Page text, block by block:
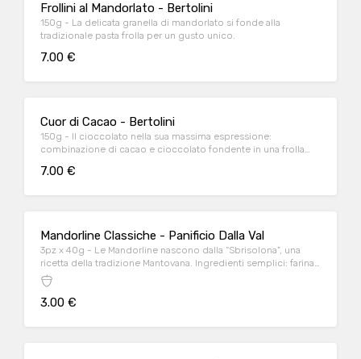
Frollini al Mandorlato - Bertolini
150g - La delicata granella di mandorlato si fonde alla
tradizionale pasta frolla per un gusto unico.
7.00 €
Cuor di Cacao - Bertolini
150g - Il cioccolato nella sua massima espressione:
combinazione di cacao e cioccolato fondente in una frolla
7.00 €
Mandorline Classiche - Panificio Dalla Val
3pz x 40g - Le Mandorline nascono dalla “Sbrisolona”, una
ricetta della tradizione Mantovana. Ingredienti semplici: farina
di grano tenero e di mais, burro, mandorle, zucchero, granella
di nocciola e uova.
3.00 €